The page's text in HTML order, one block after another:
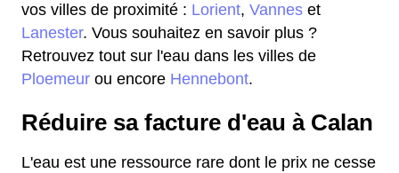
vos villes de proximité : Lorient, Vannes et
Lanester. Vous souhaitez en savoir plus ?
Retrouvez tout sur l'eau dans les villes de
Ploemeur ou encore Hennebont.
Réduire sa facture d'eau à Calan
L'eau est une ressource rare dont le prix ne cesse